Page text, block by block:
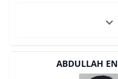
ABDULLAH